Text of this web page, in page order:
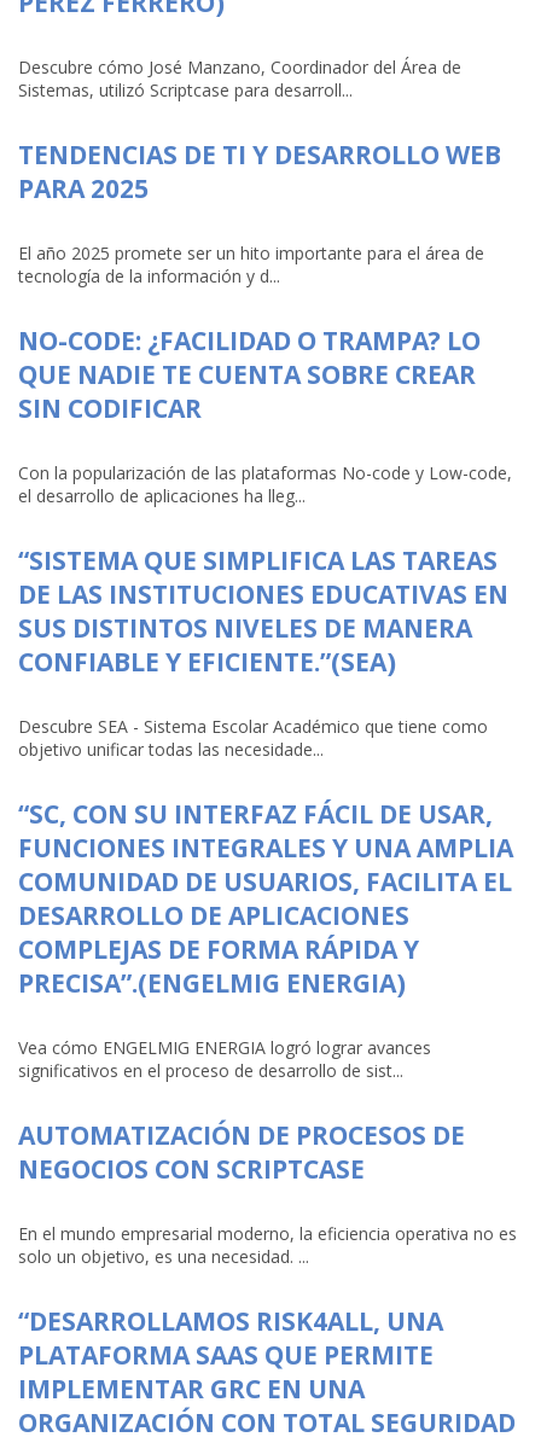
Descubre cómo José Manzano, Coordinador del Área de
Sistemas, utilizó Scriptcase para desarroll...
TENDENCIAS DE TI Y DESARROLLO WEB
PARA 2025
El año 2025 promete ser un hito importante para el área de
tecnología de la información y d...
NO-CODE: ¿FACILIDAD O TRAMPA? LO
QUE NADIE TE CUENTA SOBRE CREAR
SIN CODIFICAR
Con la popularización de las plataformas No-code y Low-code,
el desarrollo de aplicaciones ha lleg...
“SISTEMA QUE SIMPLIFICA LAS TAREAS
DE LAS INSTITUCIONES EDUCATIVAS EN
SUS DISTINTOS NIVELES DE MANERA
CONFIABLE Y EFICIENTE.”(SEA)
Descubre SEA - Sistema Escolar Académico que tiene como
objetivo unificar todas las necesidade...
“SC, CON SU INTERFAZ FÁCIL DE USAR,
FUNCIONES INTEGRALES Y UNA AMPLIA
COMUNIDAD DE USUARIOS, FACILITA EL
DESARROLLO DE APLICACIONES
COMPLEJAS DE FORMA RÁPIDA Y
PRECISA”.(ENGELMIG ENERGIA)
Vea cómo ENGELMIG ENERGIA logró lograr avances
significativos en el proceso de desarrollo de sist...
AUTOMATIZACIÓN DE PROCESOS DE
NEGOCIOS CON SCRIPTCASE
En el mundo empresarial moderno, la eficiencia operativa no es
solo un objetivo, es una necesidad. ...
“DESARROLLAMOS RISK4ALL, UNA
PLATAFORMA SAAS QUE PERMITE
IMPLEMENTAR GRC EN UNA
ORGANIZACIÓN CON TOTAL SEGURIDAD